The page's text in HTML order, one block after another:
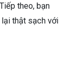
theo, bạn
lại thật sạch với